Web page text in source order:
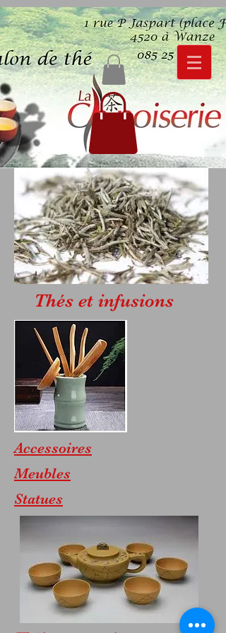
Thés et infusions
Accessoires
Meubles
Statues